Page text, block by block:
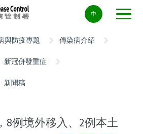
中
與防疫專題 傳染病介紹
新冠併發重症
新聞稿
8例境外移入、2例本土